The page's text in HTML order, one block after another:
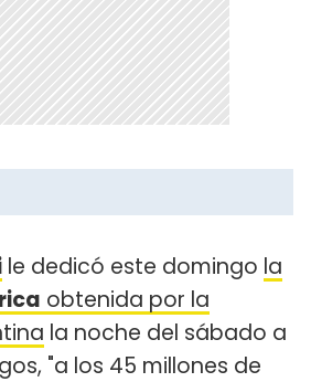
le dedicó este domingo la
obtenida por la
la noche del sábado a
"a los 45 millones de